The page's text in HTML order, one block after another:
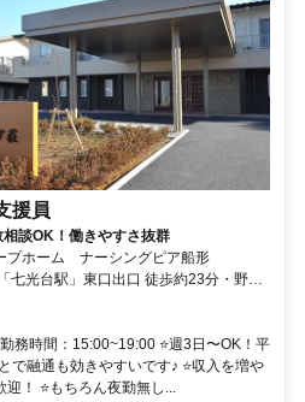
援員
談OK！働きやすさ抜群
ホーム ナーシングピア船形
七光台駅」東口出口 徒歩約23分・野田
あぐり野田」バス停より徒歩3分
務時間：15:00~19:00 ⭐週3日〜OK！平
で融通も効きやすいです♪ ⭐収入を増や
！ ⭐もちろん夜勤無し...